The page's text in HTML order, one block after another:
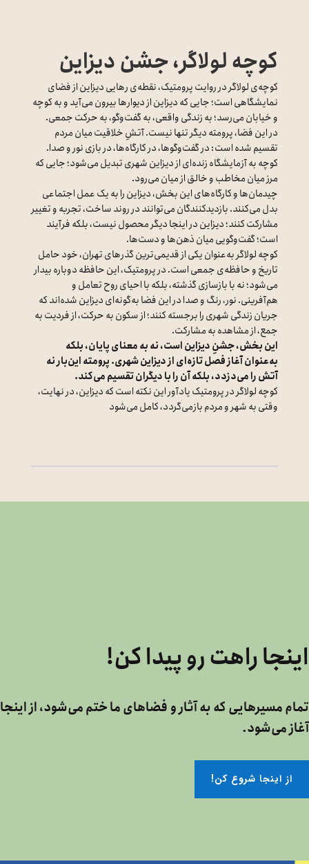
کوچه لولاگر، جشن دیزاین
کوچه‌ی لولاگر در روایت پرومتیک، نقطه‌ی رهایی دیزاین از فضای
نمایشگاهی است؛ جایی که دیزاین از دیوارها بیرون می‌آید و به کوچه
و خیابان می‌رسد؛ به زندگی واقعی، به گفت‌وگو، به حرکت جمعی.
در این فضا، پرومته دیگر تنها نیست. آتشِ خلاقیت میان مردم
تقسیم شده است: در گفت‌وگوها، در کارگاه‌ها، در بازی نور و صدا.
کوچه به آزمایشگاه زنده‌ای از دیزاین شهری تبدیل می‌شود؛ جایی که
مرز میان مخاطب و خالق از میان می‌رود.
چیدمان‌ها و کارگاه‌های این بخش، دیزاین را به یک عمل اجتماعی
بدل می‌کنند. بازدیدکنندگان می‌توانند در روند ساخت، تجربه و تغییر
مشارکت کنند؛ دیزاین در اینجا دیگر محصول نیست، بلکه فرآیند
است؛ گفت‌وگویی میان ذهن‌ها و دست‌ها.
کوچه لولاگر به‌عنوان یکی از قدیمی‌ترین گذرهای تهران، خود حامل
تاریخ و حافظه‌ی جمعی است. در پرومتیک، این حافظه دوباره بیدار
می‌شود؛ نه با بازسازی گذشته، بلکه با احیای روح تعامل و
هم‌آفرینی. نور، رنگ و صدا در این فضا به‌گونه‌ای دیزاین شده‌اند که
جریان زندگی شهری را برجسته کنند؛ از سکون به حرکت، از فردیت به
جمع، از مشاهده به مشارکت.
این بخش، جشنِ دیزاین است، نه به معنای پایان، بلکه
به‌عنوان آغاز فصل تازه‌ای از دیزاین شهری. پرومته این‌بار نه
آتش را می‌دزدد، بلکه آن را با دیگران تقسیم می‌کند.
کوچه لولاگر در پرومتیک یادآور این نکته است که دیزاین، در نهایت،
وقتی به شهر و مردم بازمی‌گردد، کامل می‌شود
اینجا راهت رو پیدا کن!
تمام مسیرهایی که به آثار و فضاهای ما ختم می‌شود، از اینجا
آغاز می‌شود.
!از اینجا شروع کن